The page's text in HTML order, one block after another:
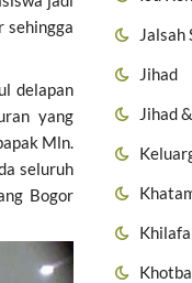
Jalsah
Jihad
Jihad
sehingga
delapan
yang
Mln.
seluruh
Bogor